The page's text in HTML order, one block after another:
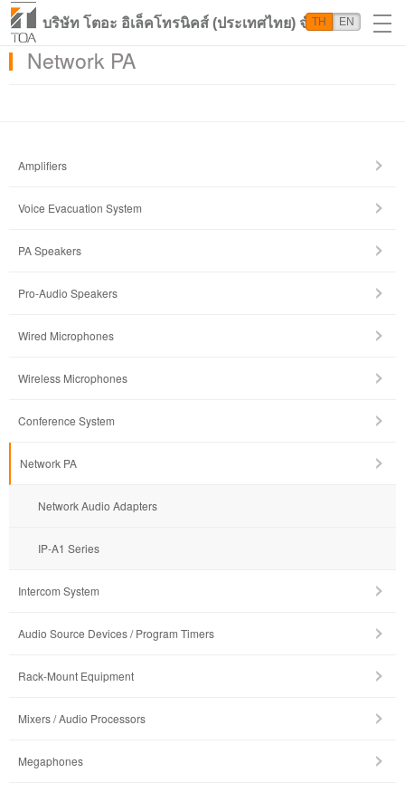
บริษัท โตอะ อิเล็คโทรนิคส์ (ประเทศไทย) จำกัด
TH EN
Network PA
Amplifiers
Voice Evacuation System
PA Speakers
Pro-Audio Speakers
Wired Microphones
Wireless Microphones
Conference System
Network PA
Network Audio Adapters
IP-A1 Series
Intercom System
Audio Source Devices / Program Timers
Rack-Mount Equipment
Mixers / Audio Processors
Megaphones